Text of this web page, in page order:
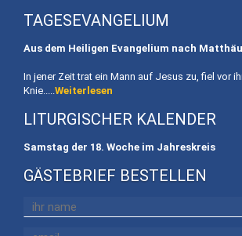
Termine
Gottesdienste
Initiativen
Referenten
Für
Familien
Kinder
willkommen
TAGESEVANGELIUM
Aus dem Heiligen Evangelium nach
In jener Zeit trat ein Mann auf Jesus zu, fiel vor
Knie..... Weiterlesen
LITURGISCHER KALENDER
Samstag der 18. Woche im Jahreskreis
GÄSTEBRIEF BESTELLEN